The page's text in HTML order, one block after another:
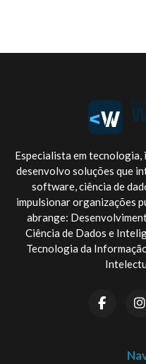
Especialista em
desenvolvo soluções que
software, ciência de
impulsionar organizações
abrange:
Ciência de Dados e
Tecnologia da